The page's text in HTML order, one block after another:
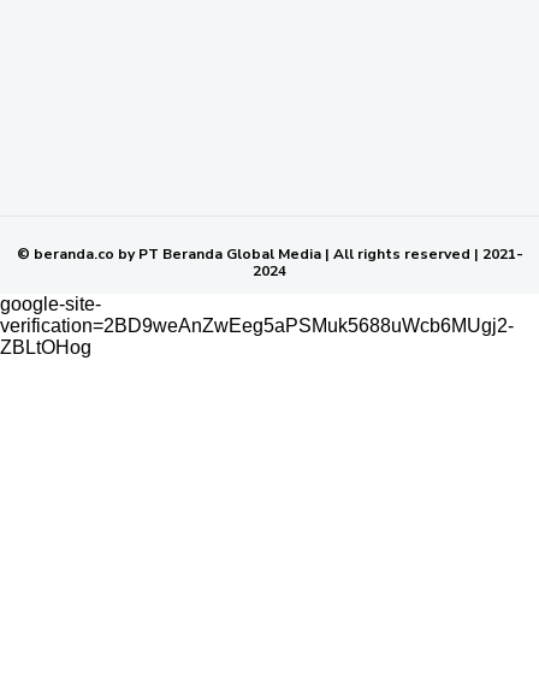
© beranda.co by PT Beranda Global Media | All rights reserved | 2021-
2024
google-site-
verification=2BD9weAnZwEeg5aPSMuk5688uWcb6MUgj2-
ZBLtOHog